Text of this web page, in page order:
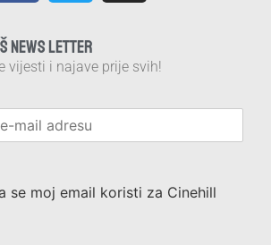
NEWS LETTER
vijesti i najave prije svih!
se moj email koristi za Cinehill